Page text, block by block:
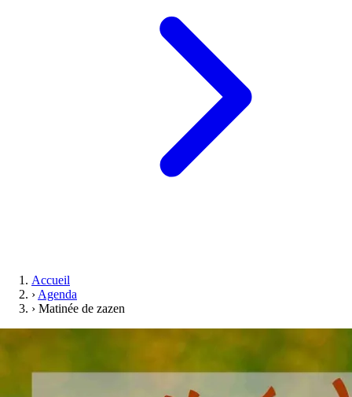
Accueil
› Agenda
› Matinée de zazen